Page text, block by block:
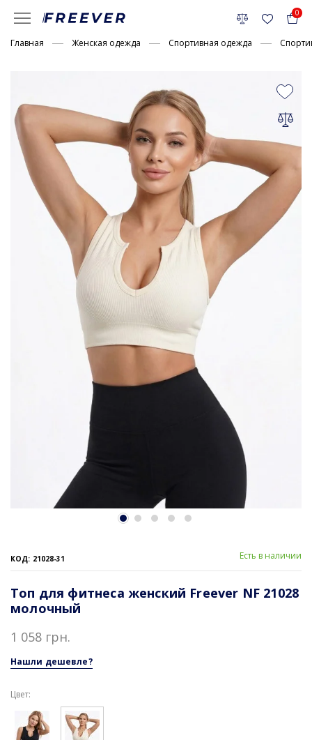
0
Главная Женская одежда Спортивная одежда
КОД: 21028-31 Есть в наличии
Топ для фитнеса женский Freever NF 21028
молочный
1 058 грн.
Нашли дешевле?
Цвет: